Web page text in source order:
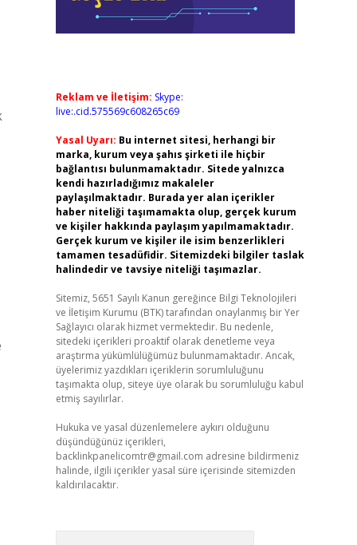
Reklam ve İletişim: Skype:
live:.cid.575569c608265c69
Yasal Uyarı: Bu internet sitesi, herhangi bir
marka, kurum veya şahıs şirketi ile hiçbir
bağlantısı bulunmamaktadır. Sitede yalnızca
kendi hazırladığımız makaleler
paylaşılmaktadır. Burada yer alan içerikler
haber niteliği taşımamakta olup, gerçek kurum
ve kişiler hakkında paylaşım yapılmamaktadır.
Gerçek kurum ve kişiler ile isim benzerlikleri
tamamen tesadüfidir. Sitemizdeki bilgiler taslak
halindedir ve tavsiye niteliği taşımazlar.
Sitemiz, 5651 Sayılı Kanun gereğince Bilgi Teknolojileri
ve İletişim Kurumu (BTK) tarafından onaylanmış bir Yer
Sağlayıcı olarak hizmet vermektedir. Bu nedenle,
sitedeki içerikleri proaktif olarak denetleme veya
araştırma yükümlülüğümüz bulunmamaktadır. Ancak,
üyelerimiz yazdıkları içeriklerin sorumluluğunu
taşımakta olup, siteye üye olarak bu sorumluluğu kabul
etmiş sayılırlar.
Hukuka ve yasal düzenlemelere aykırı olduğunu
düşündüğünüz içerikleri,
backlinkpanelicomtr@gmail.com adresine bildirmeniz
halinde, ilgili içerikler yasal süre içerisinde sitemizden
kaldırılacaktır.